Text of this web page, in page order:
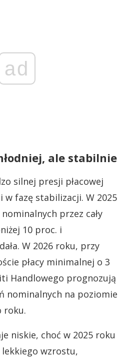
ad
ale stabilnie
silnej presji płacowej
w fazę stabilizacji. W 2025
przez cały
10 proc. i
W 2026 roku, przy
płacy minimalnej o 3
Handlowego prognozują
nominalnych na poziomie
roku.
niskie, choć w 2025 roku
lekkiego wzrostu,